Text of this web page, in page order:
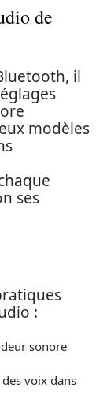
de
il
modèles
ses
:
sonore
voix dans